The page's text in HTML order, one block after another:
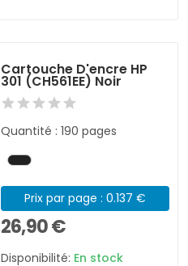
Cartouche D'encre HP
301 (CH561EE) Noir
Quantité : 190 pages
Prix par page : 0.137 €
26,90 €
Disponibilité: En stock